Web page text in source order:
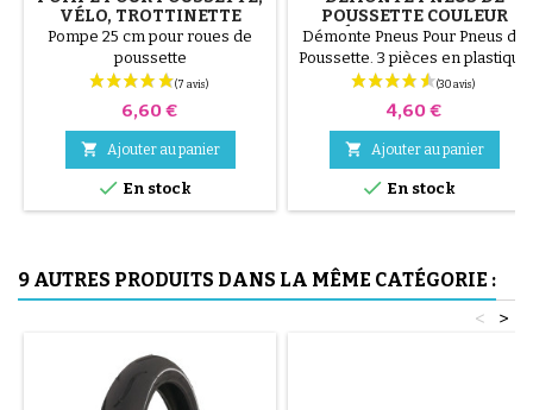
VÉLO, TROTTINETTE
Pompe 25 cm pour roues de
poussette
Prix
6,60 €
 Ajouter au panier
 En stock
POUSSETTE COULEUR
ALÉATOIRE 1 LOT DE 3
PIÈCES
Démonte Pneus Pour Pneus de
Poussette. 3 pièces en plastique
de haute qualité, couleur
aléatoire, noir, rouge, vert,
jaune et bleu ou 3 pièces en
acier ( gris ) Le montage du
uniquement à la main, cela évite
de percer la chambre à air.
Prix
4,60 €
 Ajouter au panier
 En stock
9 AUTRES PRODUITS DANS LA MÊME CATÉGORIE :
>
<